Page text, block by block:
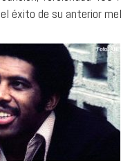
éxito de su anterior